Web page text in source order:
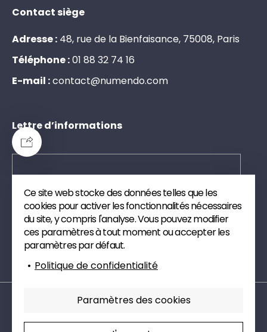
Ce site web stocke des données telles que les
cookies pour activer les fonctionnalités nécessaires
du site, y compris l'analyse. Vous pouvez modifier
ces paramètres à tout moment ou accepter les
paramètres par défaut.
Politique de confidentialité
Paramètres des cookies
Contact siège
Adresse : 48, rue de la Bienfaisance, 75008, Paris
Téléphone :01 88 32 74 16
E-mail :contact@numendo.com
Lettre d’informations
Envoyer
Inscrivez-vous à notre newsletter. Nous vous
enverrons des publications et des articles de veille
Mentions légales
Politique de confidentialité
Paramètres cookies
Charte RSE